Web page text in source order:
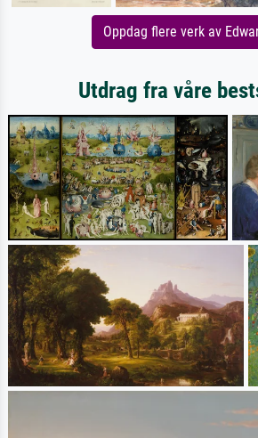
Oppdag flere verk av
Utdrag fra våre